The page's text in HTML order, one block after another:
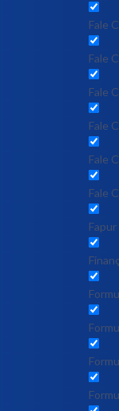
Fale
Fale
Fale
Fale
Fale
Fale
Fapur